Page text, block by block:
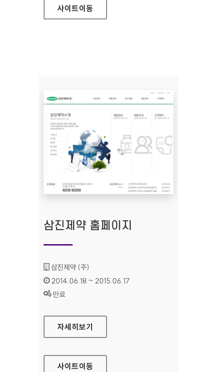
사이트이동
삼진제약 홈페이지
기관명 :
삼진제약 (주)
인증기간 :
2014.06.18 ~ 2015.06.17
상태 :
만료
삼진제약 홈페이지
자세히보기
사이트이동